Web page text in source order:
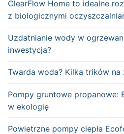
ClearFlow Home to idealne
z biologicznymi
Uzdatnianie wody w
inwestycja?
Twarda woda? Kilka trików na
Pompy gruntowe propanowe:
w ekologię
Powietrzne pompy ciepła